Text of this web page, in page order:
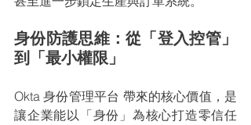
身份防護思維：從「登入控管」
到「最小權限」
Okta 身份管理平台 帶來的核心價值，是
讓企業能以「身份」為核心打造零信任